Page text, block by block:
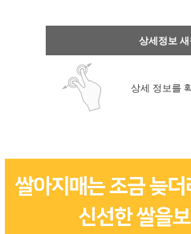
상세정보
상세 정보를